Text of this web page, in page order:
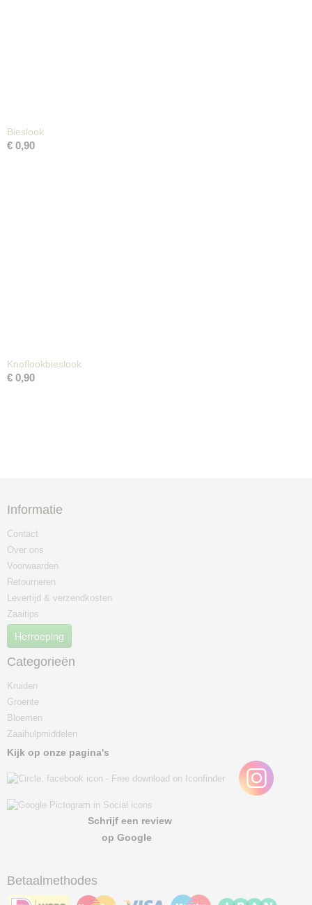
Bieslook
€ 0,90
Knoflookbieslook
€ 0,90
Informatie
Contact
Over ons
Voorwaarden
Retourneren
Levertijd & verzendkosten
Zaaitips
Herroeping
Categorieën
Kruiden
Groente
Bloemen
Zaaihulpmiddelen
Kijk op onze pagina's
Schrijf een review
op Google
Betaalmethodes